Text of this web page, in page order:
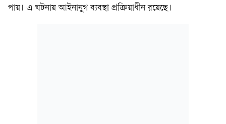
পায়। এ ঘটনায় আইনানুগ ব্যবস্থা প্রক্রিয়াধীন রয়েছে।